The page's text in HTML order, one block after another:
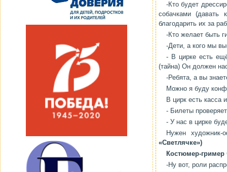
-Кто будет
собачками
благодарить их за
-Кто желает быть
-Дети, а кого мы
- В цирке есть
(тайна) Он должен
-Ребята, а вы
Можно я буду
В цирк есть касса
- Билеты
- У нас в цирке
Нужен
«Светлячке»)
Костюмер-гример
-Ну вот, роли